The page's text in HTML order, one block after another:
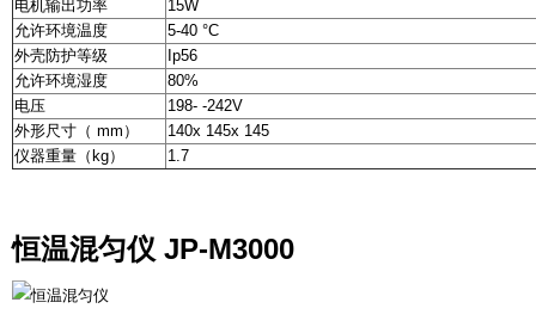
电机输出功率
15W
允许环境温度
5-40 °C
外壳防护等级
Ip56
允许环境湿度
80%
电压
198- -242V
外形尺寸（ mm）
140x 145x 145
仪器重量（kg）
1.7
恒温混匀仪 JP-M3000